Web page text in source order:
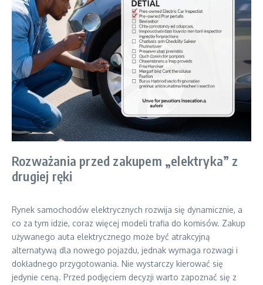
Rozważania przed zakupem „elektryka” z
drugiej ręki
Rynek samochodów elektrycznych rozwija się dynamicznie, a
co za tym idzie, coraz więcej modeli trafia do komisów. Zakup
używanego auta elektrycznego może być atrakcyjną
alternatywą dla nowego pojazdu, jednak wymaga rozwagi i
dokładnego przygotowania. Nie wystarczy kierować się
jedynie ceną. Przed podjęciem decyzji warto zapoznać się z